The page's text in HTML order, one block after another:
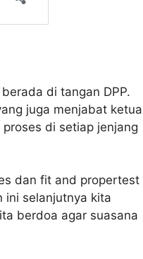
di tangan DPP.
juga menjabat ketua
di setiap jenjang
dan fit and propertest
ini selanjutnya kita
berdoa agar suasana